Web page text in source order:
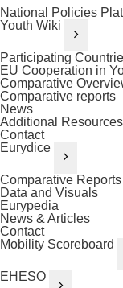
National Policies
Youth Wiki
Participating
EU Cooperation in
Comparative
Comparative reports
News
Additional Resources
Contact
Eurydice
Comparative Reports
Data and Visuals
Eurypedia
News & Articles
Contact
Mobility Scoreboard
EHESO